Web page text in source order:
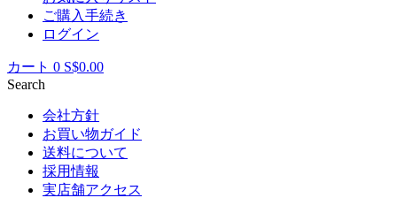
ご購入手続き
ログイン
カート 0 S$0.00
Search
会社方針
お買い物ガイド
送料について
採用情報
実店舗アクセス